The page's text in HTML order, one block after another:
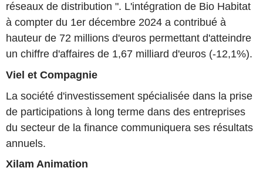
réseaux de distribution ". L'intégration de Bio Habitat
à compter du 1er décembre 2024 a contribué à
hauteur de 72 millions d'euros permettant d'atteindre
un chiffre d'affaires de 1,67 milliard d'euros (-12,1%).
Viel et Compagnie
La société d'investissement spécialisée dans la prise
de participations à long terme dans des entreprises
du secteur de la finance communiquera ses résultats
annuels.
Xilam Animation